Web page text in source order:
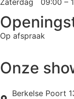
Op afspraak
Onze
Berkelse Poort